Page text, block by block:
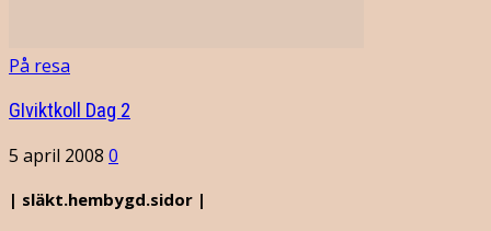
På resa
GIviktkoll Dag 2
5 april 2008 0
| släkt.hembygd.sidor |